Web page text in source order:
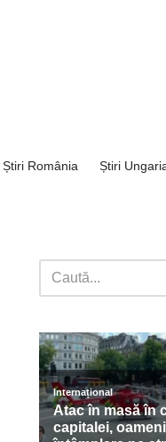
Știri România Știri